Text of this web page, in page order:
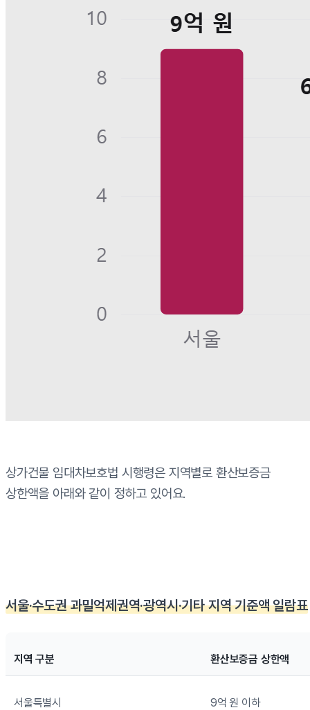
상가건물 임대차보호법 시행령은 지역별로 환산보증금
상한액을 아래와 같이 정하고 있어요.
서울·수도권 과밀억제권역·광역시·기타 지역 기준액 일람표
지역 구분 환산보증금 상한액
서울특별시 9억 원 이하